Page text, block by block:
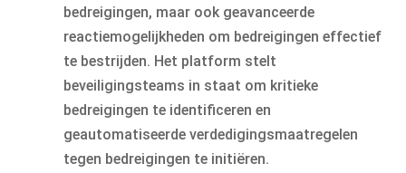
bedreigingen, maar ook geavanceerde
reactiemogelijkheden om bedreigingen effectief
te bestrijden. Het platform stelt
beveiligingsteams in staat om kritieke
bedreigingen te identificeren en
geautomatiseerde verdedigingsmaatregelen
tegen bedreigingen te initiëren.